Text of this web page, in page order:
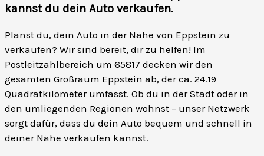
kannst du dein Auto verkaufen.
Planst du, dein Auto in der Nähe von Eppstein zu
verkaufen? Wir sind bereit, dir zu helfen! Im
Postleitzahlbereich um 65817 decken wir den
gesamten Großraum Eppstein ab, der ca. 24.19
Quadratkilometer umfasst. Ob du in der Stadt oder in
den umliegenden Regionen wohnst – unser Netzwerk
sorgt dafür, dass du dein Auto bequem und schnell in
deiner Nähe verkaufen kannst.